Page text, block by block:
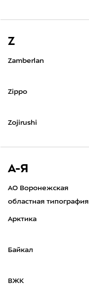
Z
Zamberlan
Zippo
Zojirushi
А-Я
АО Воронежская
областная типография
Арктика
Байкал
ВЖК